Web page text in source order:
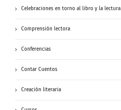
Celebraciones en torno al libro y la lectura
Comprensión lectora
Conferencias
Contar Cuentos
Creación literaria